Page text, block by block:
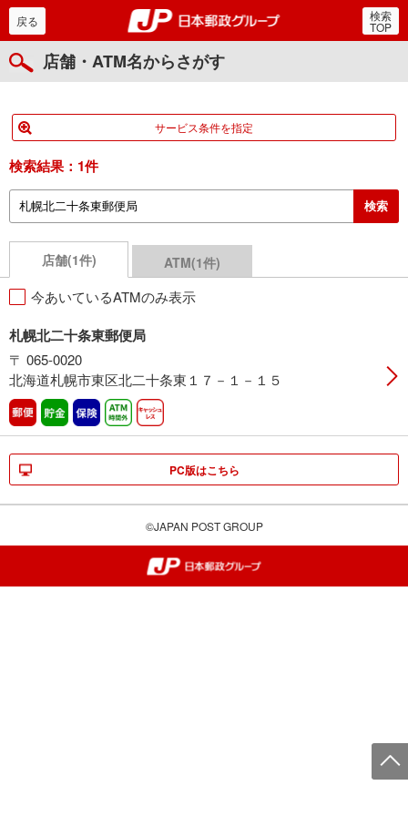
郵便局・日本郵政グルー
戻る 検索
TOP
店舗・ATM名からさがす
サービス条件を指定
検索結果： 1件
店舗(1件) ATM(1件)
今あいているATMのみ表示
札幌北二十条東郵便局
〒 065-0020
北海道札幌市東区北二十条東１７－１－１５
郵便 貯金 保険 ATM時間外
PC版はこちら
©JAPAN POST GROUP